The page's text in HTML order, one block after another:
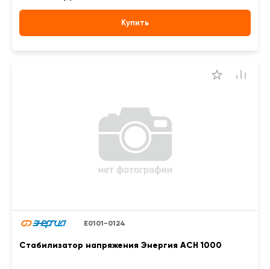
Купить
Е0101-0124
Стабилизатор напряжения Энергия АСН 1000